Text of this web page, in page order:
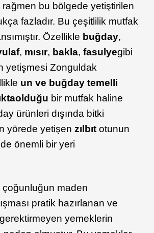
rağmen bu bölgede yetiştirilen
fazladır. Bu çeşitlilik mutfak
Özellikle buğday,
, mısır, bakla, fasulyegibi
yetişmesi Zonguldak
un ve buğday temelli
olduğu bir mutfak haline
ürünleri dışında bitki
yörede yetişen zılbıt otunun
önemli bir yeri
maden
pratik hazırlanan ve
yemeklerin